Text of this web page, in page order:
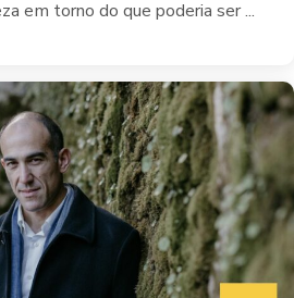
em torno do que poderia ser ...